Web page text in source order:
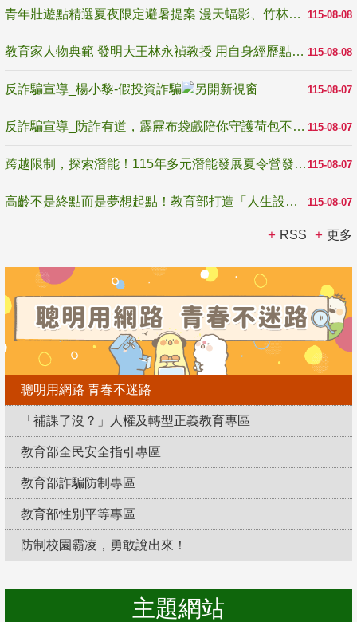
115-08-08
青年壯遊點精選夏夜限定避暑提案 漫天蝠影、竹林尋蛙、茶香夜觀 邀青年暮色出發
115-08-08
教育家人物典範 發明大王林永禎教授 用自身經歷點亮學生的路
115-08-07
反詐騙宣導_楊小黎-假投資詐騙
115-08-07
反詐騙宣導_防詐有道，霹靂布袋戲陪你守護荷包不受騙
115-08-07
跨越限制，探索潛能！115年多元潛能發展夏令營發掘生命無限可能
115-08-07
高齡不是終點而是夢想起點！教育部打造「人生設計夢工場」 參展第3屆高齡健康產業博覽會
RSS 更多
聰明用網路 青春不迷路
「補課了沒？」人權及轉型正義教育專區
教育部全民安全指引專區
教育部詐騙防制專區
教育部性別平等專區
防制校園霸凌，勇敢說出來！
主題網站